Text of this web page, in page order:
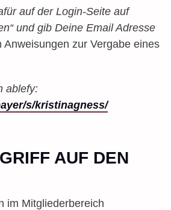
auf der Login-Seite auf
und gib Deine Email Adresse
Anweisungen zur Vergabe eines
ablefy:
s/kristinagness/
AUF DEN
im Mitgliederbereich